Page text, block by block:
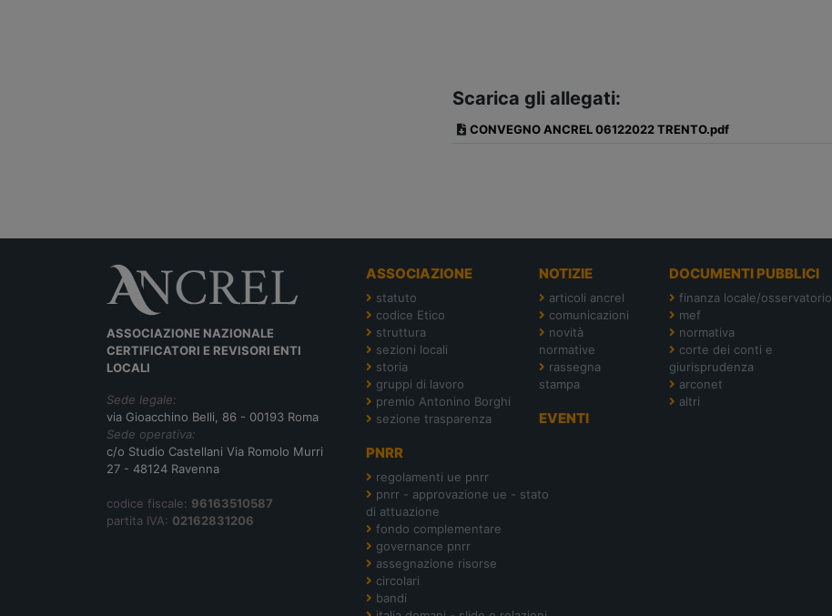
Scarica gli allegati:
CONVEGNO ANCREL 06122022 TRENTO.pdf
ASSOCIAZIONE NAZIONALE
CERTIFICATORI E REVISORI ENTI
LOCALI
Sede legale:
via Gioacchino Belli, 86 - 00193 Roma
Sede operativa:
c/o Studio Castellani Via Romolo Murri
27 - 48124 Ravenna
codice fiscale: 96163510587
partita IVA: 02162831206
ASSOCIAZIONE
statuto
codice Etico
struttura
sezioni locali
storia
gruppi di lavoro
premio Antonino Borghi
sezione trasparenza
NOTIZIE
articoli ancrel
comunicazioni
novità
normative
rassegna
stampa
EVENTI
DOCUMENTI PUBBLICI
finanza locale/osservatorio
mef
normativa
corte dei conti e
giurisprudenza
arconet
altri
PNRR
regolamenti ue pnrr
pnrr - approvazione ue - stato
di attuazione
fondo complementare
governance pnrr
assegnazione risorse
circolari
bandi